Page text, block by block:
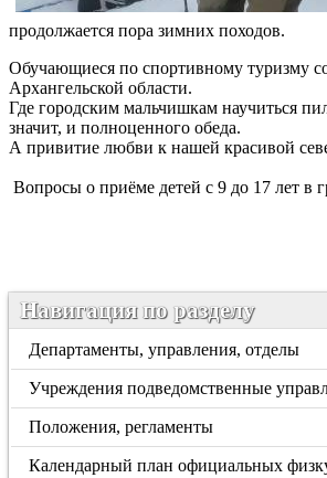
продолжается пора зимних походов.
Обучающиеся по спортивному туризму
Архангельской области.
Где городским мальчишкам научиться
значит, и полноценного обеда.
А привитие любви к нашей красивой
Вопросы о приёме детей с 9 до 17 лет в
Навигация по разделу
Департаменты, управления, отделы
Учреждения подведомственные
Положения, регламенты
Календарный план официальных